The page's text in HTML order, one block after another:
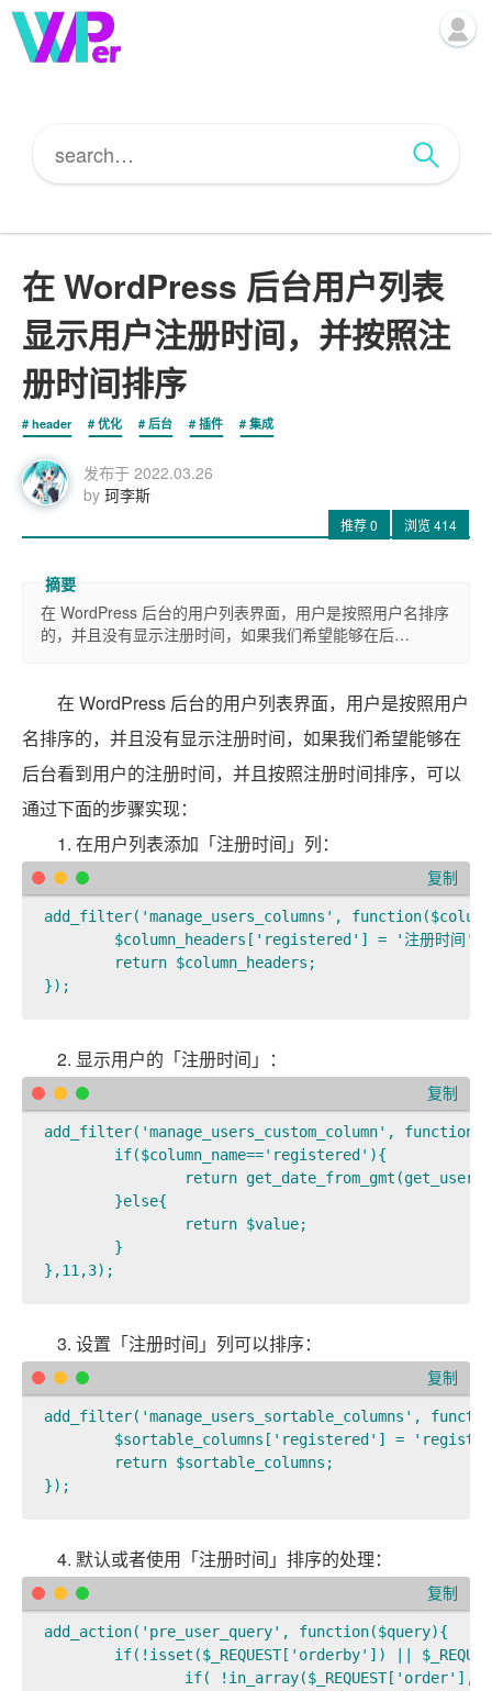
在 WordPress 后台用户列表
显示用户注册时间，并按照注
册时间排序
header 优化 后台 插件 集成
发布于 2022.03.26
by 珂李斯
推荐0 浏览414
在 WordPress 后台的用户列表界面，用户是按照用户名排序
的，并且没有显示注册时间，如果我们希望能够在后…
在 WordPress 后台的用户列表界面，用户是按照用户
名排序的，并且没有显示注册时间，如果我们希望能够在
后台看到用户的注册时间，并且按照注册时间排序，可以
通过下面的步骤实现：
1. 在用户列表添加「注册时间」列：
add_filter('manage_users_columns',
});
复制
2. 显示用户的「注册时间」：
add_filter('manage_users_custom_column',
},11,3);
复制
3. 设置「注册时间」列可以排序：
add_filter('manage_users_sortable_columns',
});
复制
4. 默认或者使用「注册时间」排序的处理：
add_action('pre_user_query', function($query){
复制